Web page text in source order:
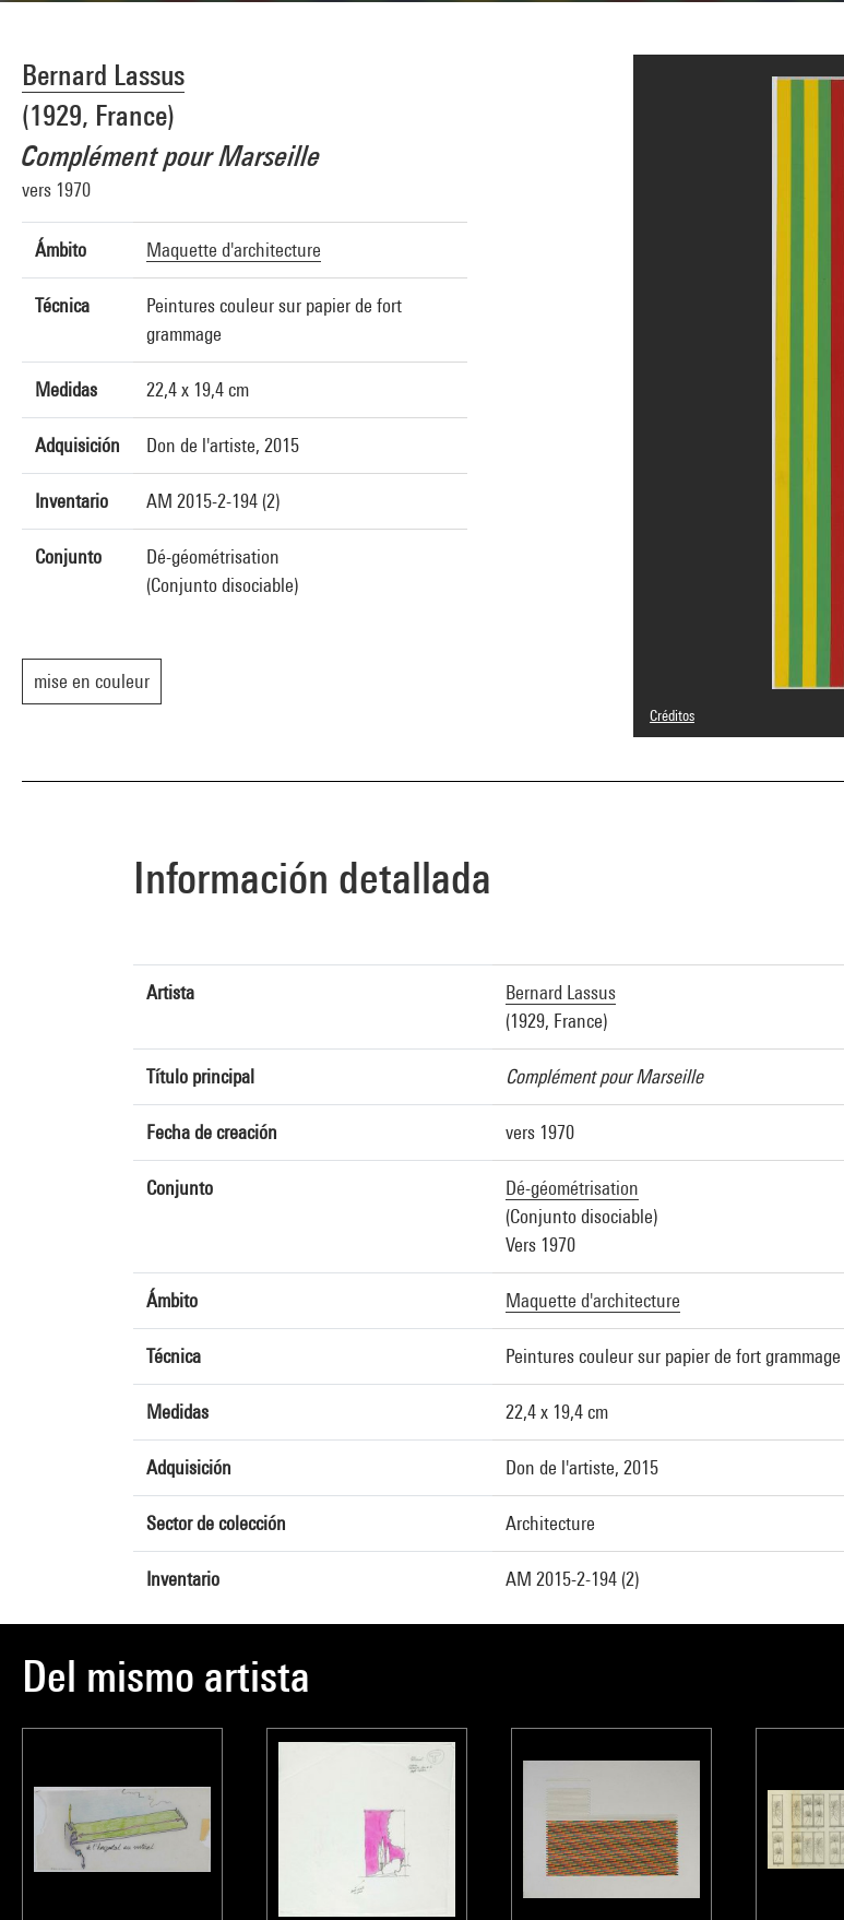
Bernard Lassus
(1929, France)
Complément pour Marseille
vers 1970
Ámbito Maquette d'architecture
Técnica
Peintures couleur sur papier de fort
grammage
Medidas 22,4 x 19,4 cm
Adquisición Don de l'artiste, 2015
Inventario AM 2015-2-194 (2)
Conjunto
Dé-géométrisation
(Conjunto disociable)
mise en couleur
Créditos
© Bernard Lassus
Referencia de la imagen : 4N28461
Información detallada
Artista
Bernard Lassus
(1929, France)
Título principal Complément pour Marseille
Fecha de creación vers 1970
Conjunto
Dé-géométrisation
(Conjunto disociable)
Vers 1970
Ámbito Maquette d'architecture
Técnica Peintures couleur sur papier de fort grammage
Medidas 22,4 x 19,4 cm
Adquisición Don de l'artiste, 2015
Sector de colección Architecture
Inventario AM 2015-2-194 (2)
Del mismo artista